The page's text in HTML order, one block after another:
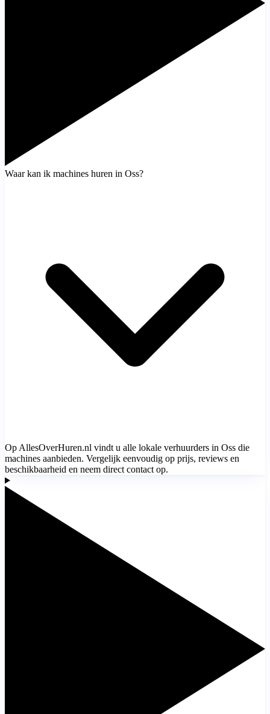
Waar kan ik machines huren in Oss?
Op AllesOverHuren.nl vindt u alle lokale verhuurders in Oss die
machines aanbieden. Vergelijk eenvoudig op prijs, reviews en
beschikbaarheid en neem direct contact op.